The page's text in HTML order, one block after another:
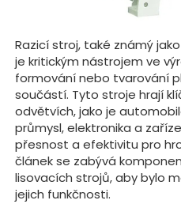
Razicí stroj, také známý
je kritickým nástrojem ve
formování nebo tvarování
součástí. Tyto stroje hrají
odvětvích, jako je
průmysl, elektronika a
přesnost a efektivitu pro
článek se zabývá
lisovacích strojů, aby bylo
jejich funkčnosti.